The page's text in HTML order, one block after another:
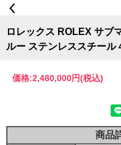
ロレックス ROLEX サブ
ルー ステンレススチール
価格:2,480,000円(税込)
商品